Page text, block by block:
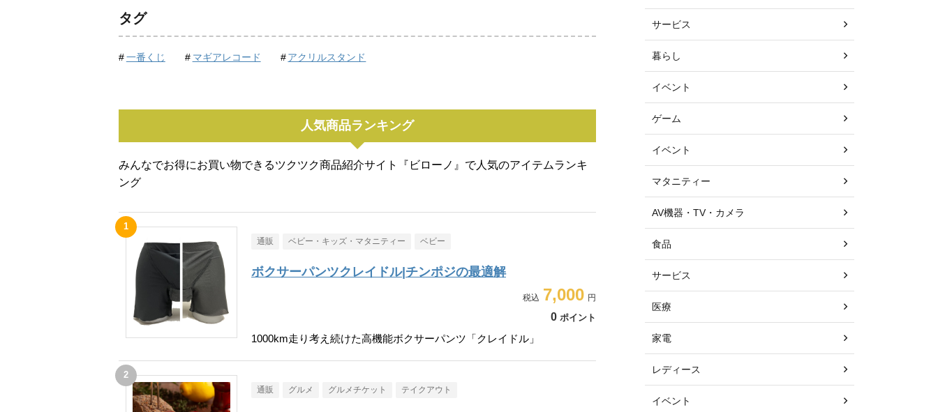
タグ
一番くじ マギアレコード アクリルスタンド
人気商品ランキング
みんなでお得にお買い物できるツクツク商品紹介サイト『ビローノ』で人気のアイテムランキ
ング
通販 ベビー・キッズ・マタニティー ベビー
ボクサーパンツクレイドル|チンポジの最適解
7,000
0 ポイント
1000km走り考え続けた高機能ボクサーパンツ「クレイドル」
通販 グルメ グルメチケット テイクアウト
サービス
暮らし
イベント
ゲーム
イベント
マタニティー
AV機器・TV・カメラ
食品
サービス
医療
家電
レディース
イベント